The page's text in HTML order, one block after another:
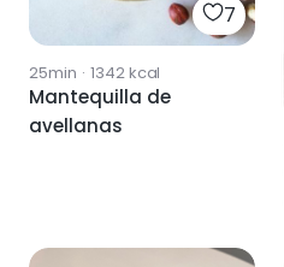
7
25min · 1342kcal
Mantequilla de
avellanas